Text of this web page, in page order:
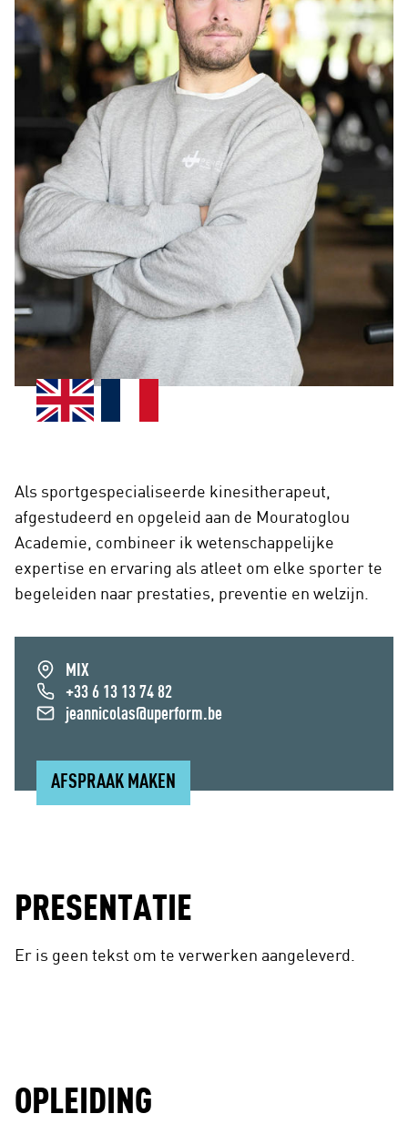
Als sportgespecialiseerde kinesitherapeut,
afgestudeerd en opgeleid aan de Mouratoglou
Academie, combineer ik wetenschappelijke
expertise en ervaring als atleet om elke sporter te
begeleiden naar prestaties, preventie en welzijn.
MIX
+33 6 13 13 74 82
jeannicolas@uperform.be
AFSPRAAK MAKEN
PRESENTATIE
Er is geen tekst om te verwerken aangeleverd.
OPLEIDING